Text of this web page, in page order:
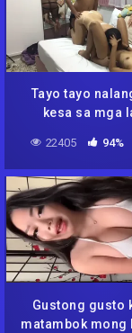
Tayo tayo
kesa sa mga
22405 94%
Gustong gusto
matambok mong